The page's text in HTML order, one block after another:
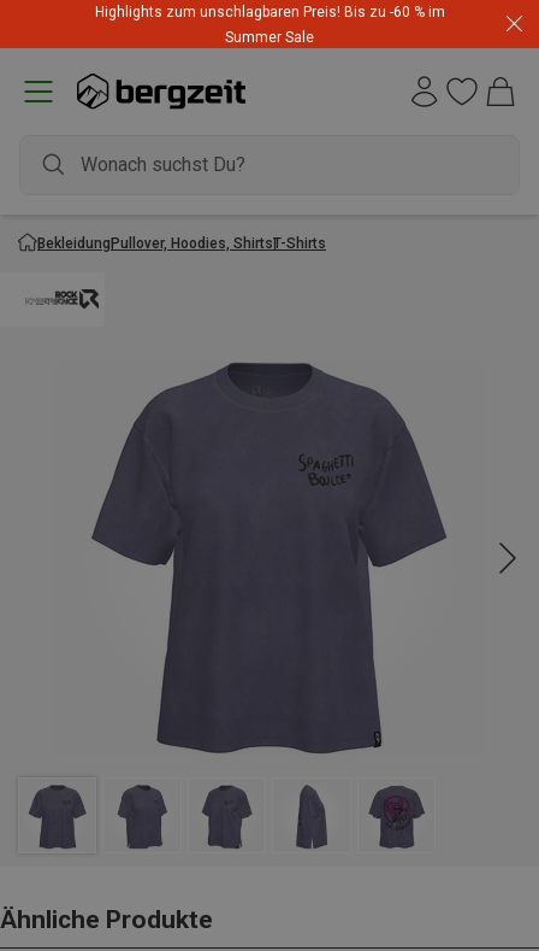
Highlights zum unschlagbaren Preis! Bis zu -60 % im
Summer Sale
BekleidungPullover, Hoodies, ShirtsT-Shirts
Ähnliche Produkte